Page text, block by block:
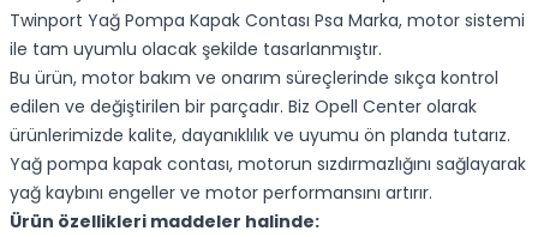
Twinport Yağ Pompa Kapak Contası Psa Marka, motor sistemi
ile tam uyumlu olacak şekilde tasarlanmıştır.
Bu ürün, motor bakım ve onarım süreçlerinde sıkça kontrol
edilen ve değiştirilen bir parçadır. Biz Opell Center olarak
ürünlerimizde kalite, dayanıklılık ve uyumu ön planda tutarız.
Yağ pompa kapak contası, motorun sızdırmazlığını sağlayarak
yağ kaybını engeller ve motor performansını artırır.
Ürün özellikleri maddeler halinde: